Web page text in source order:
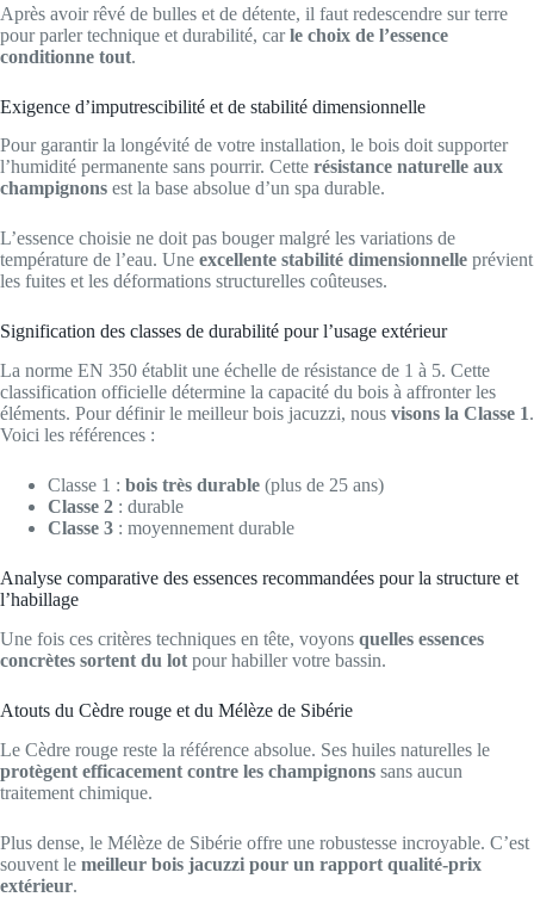
Après avoir rêvé de bulles et de détente, il faut redescendre sur terre
pour parler technique et durabilité, carle choix de l’essence
conditionne tout.
Exigence d’imputrescibilité et de stabilité dimensionnelle
Pour garantir la longévité de votre installation, le bois doit supporter
l’humidité permanente sans pourrir. Cette résistance naturelle aux
champignons est la base absolue d’un spa durable.
L’essence choisie ne doit pas bouger malgré les variations de
température de l’eau. Une excellente stabilité dimensionnelle prévient
les fuites et les déformations structurelles coûteuses.
Signification des classes de durabilité pour l’usage extérieur
La norme EN 350 établit une échelle de résistance de 1 à 5. Cette
classification officielle détermine la capacité du bois à affronter les
éléments. Pour définir le meilleur bois jacuzzi, nous visons la Classe 1.
Voici les références :
Classe 1 : bois très durable (plus de 25 ans)
Classe 2 : durable
Classe 3 : moyennement durable
Analyse comparative des essences recommandées pour la structure et
l’habillage
Une fois ces critères techniques en tête, voyons quelles essences
concrètes sortent du lot pour habiller votre bassin.
Atouts du Cèdre rouge et du Mélèze de Sibérie
Le Cèdre rouge reste la référence absolue. Ses huiles naturelles le
protègent efficacement contre les champignons sans aucun
traitement chimique.
Plus dense, le Mélèze de Sibérie offre une robustesse incroyable. C’est
souvent le meilleur bois jacuzzi pour un rapport qualité-prix
extérieur.